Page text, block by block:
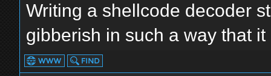
Writing a shellcode decoder
gibberish in such a way that